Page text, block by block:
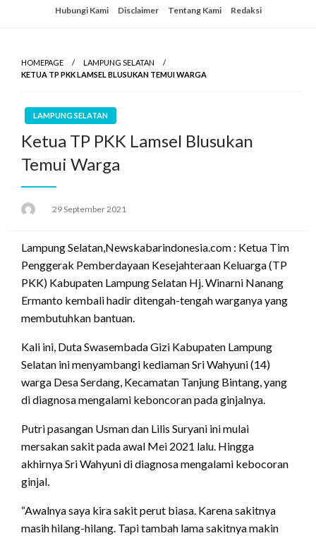
to
Hubungi Kami Disclaimer Tentang Kami Redaksi
HOMEPAGE
LAMPUNG SELATAN
KETUA TP PKK LAMSEL BLUSUKAN TEMUI WARGA
LAMPUNG SELATAN
Ketua TP PKK Lamsel Blusukan
Temui Warga
Posted
29 September 2021
Lampung Selatan,Newskabarindonesia.com : Ketua Tim
Penggerak Pemberdayaan Kesejahteraan Keluarga (TP
PKK) Kabupaten Lampung Selatan Hj. Winarni Nanang
Ermanto kembali hadir ditengah-tengah warganya yang
membutuhkan bantuan.
Kali ini, Duta Swasembada Gizi Kabupaten Lampung
Selatan ini menyambangi kediaman Sri Wahyuni (14)
warga Desa Serdang, Kecamatan Tanjung Bintang, yang
di diagnosa mengalami keboncoran pada ginjalnya.
Putri pasangan Usman dan Lilis Suryani ini mulai
mersakan sakit pada awal Mei 2021 lalu. Hingga
akhirnya Sri Wahyuni di diagnosa mengalami kebocoran
ginjal.
“Awalnya saya kira sakit perut biasa. Karena sakitnya
masih hilang-hilang. Tapi tambah lama sakitnya makin